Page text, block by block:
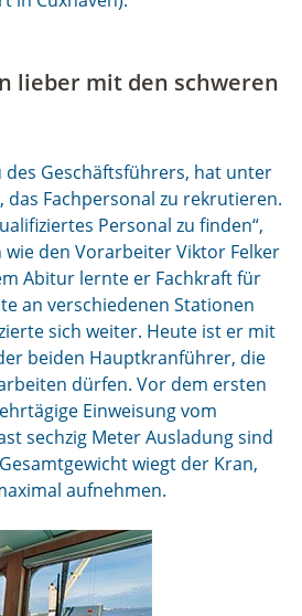
lieber mit den schweren
des Geschäftsführers, hat unter
das Fachpersonal zu rekrutieren.
Personal zu finden“,
wie den Vorarbeiter Viktor Felker
Abitur lernte er Fachkraft für
an verschiedenen Stationen
sich weiter. Heute ist er mit
beiden Hauptkranführer, die
dürfen. Vor dem ersten
Einweisung vom
sechzig Meter Ausladung sind
wiegt der Kran,
aufnehmen.